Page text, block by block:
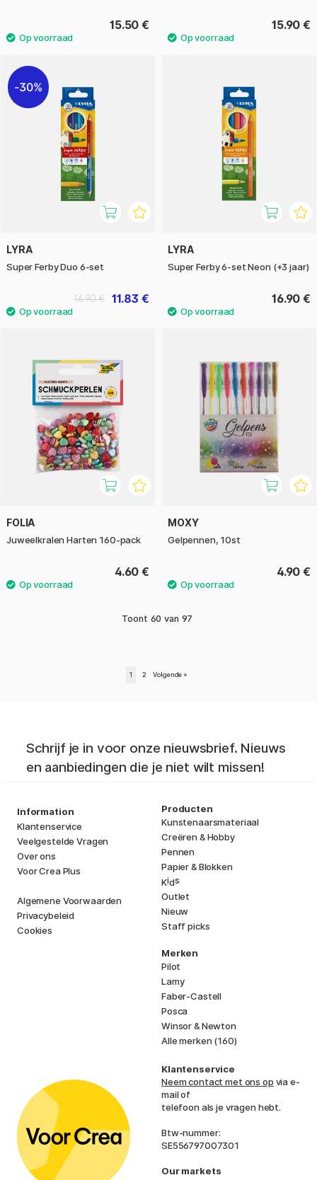
15.50 € 15.90 €
30%
LYRA
Super Ferby Duo 6-set
11.83 €
16.90 €
LYRA
Super Ferby 6-set Neon (+3 jaar)
16.90 €
FOLIA
Juweelkralen Harten 160-pack
4.60 €
MOXY
Gelpennen, 10st
4.90 €
Toont 60 van 97
1 2 Volgende »
Schrijf je in voor onze nieuwsbrief. Nieuws
en aanbiedingen die je niet wilt missen!
Information
Klantenservice
Veelgestelde Vragen
Over ons
Voor Crea Plus
Algemene Voorwaarden
Privacybeleid
Cookies
Producten
Kunstenaarsmateriaal
Creëren & Hobby
Pennen
Papier & Blokken
Kids
Outlet
Nieuw
Staff picks
Merken
Pilot
Lamy
Faber-Castell
Posca
Winsor & Newton
Alle merken (160)
Klantenservice
Neem contact met ons op via e-
mail of
telefoon als je vragen hebt.
Btw-nummer:
SE556797007301
Our markets